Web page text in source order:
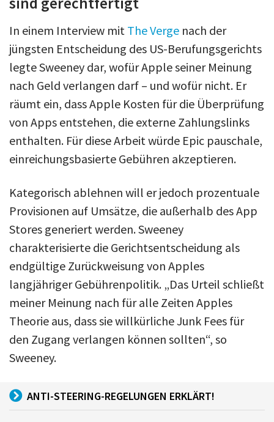
In einem Interview mit The Verge nach der
jüngsten Entscheidung des US-Berufungsgerichts
legte Sweeney dar, wofür Apple seiner Meinung
nach Geld verlangen darf – und wofür nicht. Er
räumt ein, dass Apple Kosten für die Überprüfung
von Apps entstehen, die externe Zahlungslinks
enthalten. Für diese Arbeit würde Epic pauschale,
einreichungsbasierte Gebühren akzeptieren.
Kategorisch ablehnen will er jedoch prozentuale
Provisionen auf Umsätze, die außerhalb des App
Stores generiert werden. Sweeney
charakterisierte die Gerichtsentscheidung als
endgültige Zurückweisung von Apples
langjähriger Gebührenpolitik. „Das Urteil schließt
meiner Meinung nach für alle Zeiten Apples
Theorie aus, dass sie willkürliche Junk Fees für
den Zugang verlangen können sollten“, so
Sweeney.
ANTI-STEERING-REGELUNGEN ERKLÄRT!